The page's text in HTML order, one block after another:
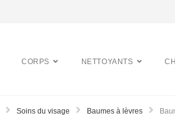
CORPS NETTOYANTS
Soins du visage Baumes à lèvres